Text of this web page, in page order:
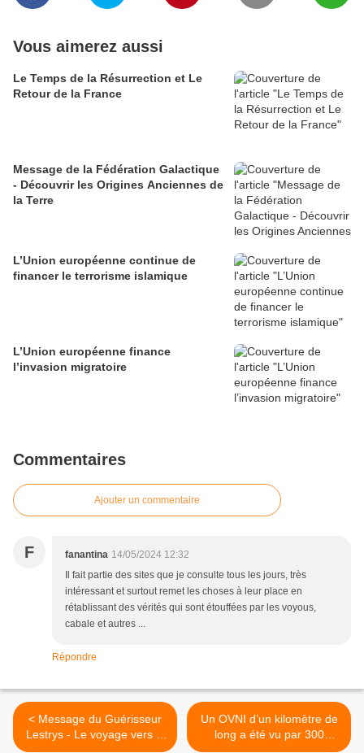
Vous aimerez aussi
Le Temps de la Résurrection et Le
Retour de la France
Message de la Fédération Galactique
- Découvrir les Origines Anciennes de
la Terre
L’Union européenne continue de
financer le terrorisme islamique
L’Union européenne finance
l’invasion migratoire
Commentaires
Ajouter un commentaire
F fanantina 14/05/2024 12:32
Il fait partie des sites que je consulte tous les jours, très
intéressant et surtout remet les choses à leur place en
rétablissant des vérités qui sont étouffées par les voyous,
cabale et autres ...
Répondre
< Message du Guérisseur
Lestrys - Le voyage vers la
guérison (1/2)
Un OVNI d’un kilomètre de
long a été vu par 300
habitants du Texas >